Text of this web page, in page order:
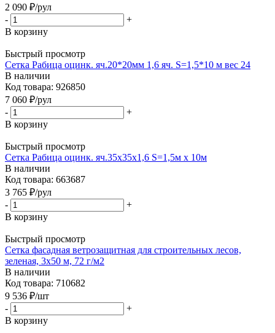
2 090 ₽/рул
-
+
В корзину
Быстрый просмотр
Сетка Рабица оцинк. яч.20*20мм 1,6 яч. S=1,5*10 м вес 24
В наличии
Код товара: 926850
7 060 ₽/рул
-
+
В корзину
Быстрый просмотр
Сетка Рабица оцинк. яч.35х35х1,6 S=1,5м х 10м
В наличии
Код товара: 663687
3 765 ₽/рул
-
+
В корзину
Быстрый просмотр
Сетка фасадная ветрозащитная для строительных лесов,
зеленая, 3х50 м, 72 г/м2
В наличии
Код товара: 710682
9 536 ₽/шт
-
+
В корзину